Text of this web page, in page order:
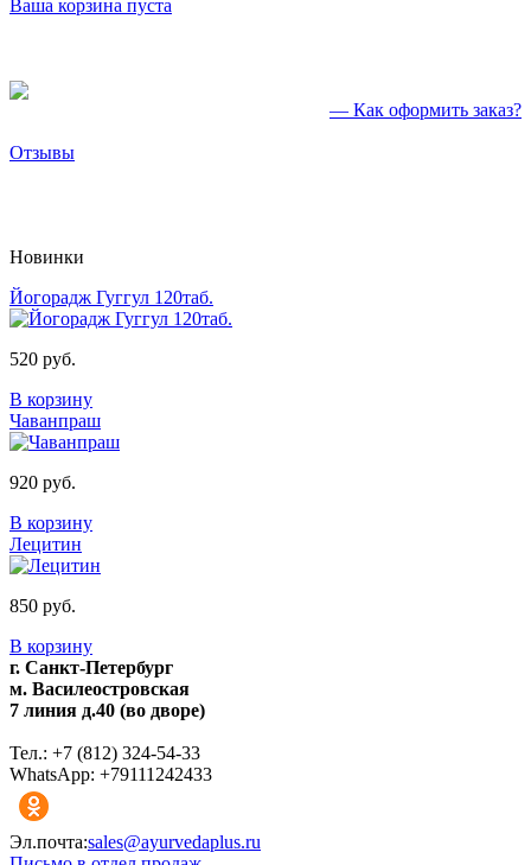
Ваша корзина пуста
— Как оформить заказ?
Отзывы
Новинки
Йогорадж Гуггул 120таб.
520 руб.
В корзину
Чаванпраш
920 руб.
В корзину
Лецитин
850 руб.
В корзину
г. Санкт-Петербург
м. Василеостровская
7 линия д.40 (во дворе)
Тел.: +7 (812) 324-54-33
WhatsApp: +79111242433
Эл.почта:sales@ayurvedaplus.ru